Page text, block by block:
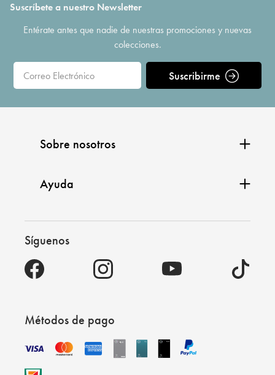
Suscríbete a nuestro Newsletter
Entérate antes que nadie de nuestras promociones y nuevas
colecciones.
Suscribirme
Sobre nosotros
Ayuda
Síguenos
Métodos de pago